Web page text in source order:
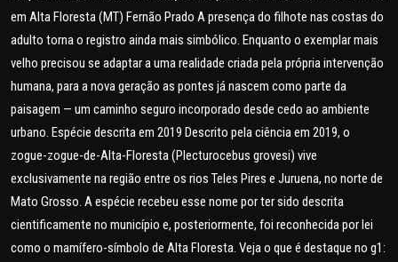
em Alta Floresta (MT) Fernão Prado A presença do filhote nas costas do
adulto torna o registro ainda mais simbólico. Enquanto o exemplar mais
velho precisou se adaptar a uma realidade criada pela própria intervenção
humana, para a nova geração as pontes já nascem como parte da
paisagem — um caminho seguro incorporado desde cedo ao ambiente
urbano. Espécie descrita em 2019 Descrito pela ciência em 2019, o
zogue-zogue-de-Alta-Floresta (Plecturocebus grovesi) vive
exclusivamente na região entre os rios Teles Pires e Juruena, no norte de
Mato Grosso. A espécie recebeu esse nome por ter sido descrita
cientificamente no município e, posteriormente, foi reconhecida por lei
como o mamífero-símbolo de Alta Floresta. Veja o que é destaque no g1: